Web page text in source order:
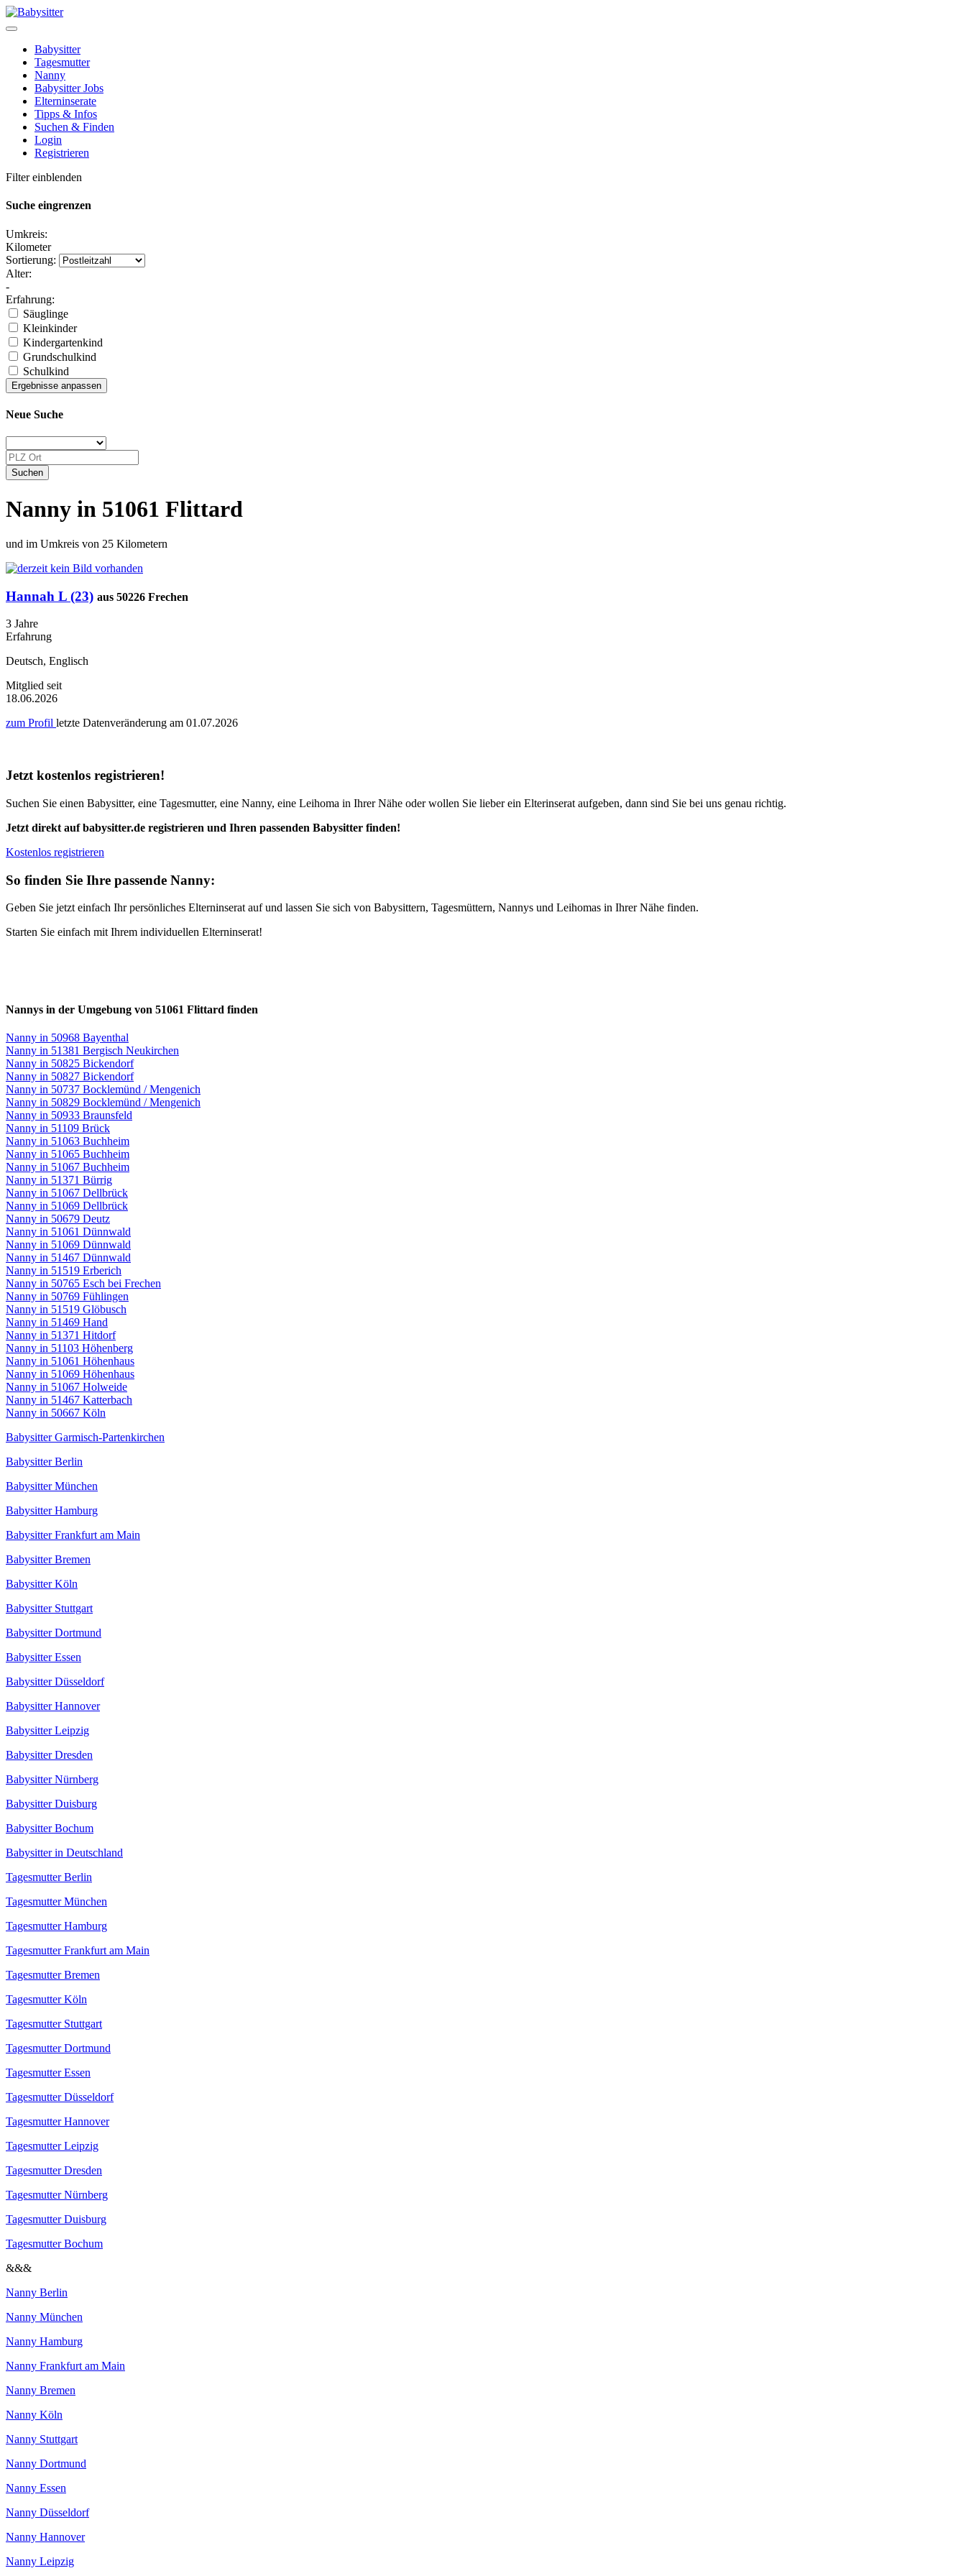
Babysitter
Tagesmutter
Nanny
Babysitter Jobs
Elterninserate
Tipps & Infos
Suchen & Finden
Login
Registrieren
Filter einblenden
Suche eingrenzen
Umkreis:
Kilometer
Sortierung:
Alter:
-
Erfahrung:
Säuglinge
Kleinkinder
Kindergartenkind
Grundschulkind
Schulkind
Neue Suche
Nanny in 51061 Flittard
und im Umkreis von 25 Kilometern
Hannah L (23) aus 50226 Frechen
3 Jahre
Erfahrung
Deutsch, Englisch
Mitglied seit
18.06.2026
zum Profil letzte Datenveränderung am 01.07.2026
Jetzt kostenlos registrieren!
Suchen Sie einen Babysitter, eine Tagesmutter, eine Nanny, eine Leihoma in Ihrer Nähe oder wollen Sie lieber ein Elterinserat aufgeben, dann sind Sie bei uns genau richtig.
Jetzt direkt auf babysitter.de registrieren und Ihren passenden Babysitter finden!
Kostenlos registrieren
So finden Sie Ihre passende Nanny:
Geben Sie jetzt einfach Ihr persönliches Elterninserat auf und lassen Sie sich von Babysittern, Tagesmüttern, Nannys und Leihomas in Ihrer Nähe finden.
Starten Sie einfach mit Ihrem individuellen Elterninserat!
Nannys in der Umgebung von 51061 Flittard finden
Nanny in 50968 Bayenthal
Nanny in 51381 Bergisch Neukirchen
Nanny in 50825 Bickendorf
Nanny in 50827 Bickendorf
Nanny in 50737 Bocklemünd / Mengenich
Nanny in 50829 Bocklemünd / Mengenich
Nanny in 50933 Braunsfeld
Nanny in 51109 Brück
Nanny in 51063 Buchheim
Nanny in 51065 Buchheim
Nanny in 51067 Buchheim
Nanny in 51371 Bürrig
Nanny in 51067 Dellbrück
Nanny in 51069 Dellbrück
Nanny in 50679 Deutz
Nanny in 51061 Dünnwald
Nanny in 51069 Dünnwald
Nanny in 51467 Dünnwald
Nanny in 51519 Erberich
Nanny in 50765 Esch bei Frechen
Nanny in 50769 Fühlingen
Nanny in 51519 Glöbusch
Nanny in 51469 Hand
Nanny in 51371 Hitdorf
Nanny in 51103 Höhenberg
Nanny in 51061 Höhenhaus
Nanny in 51069 Höhenhaus
Nanny in 51067 Holweide
Nanny in 51467 Katterbach
Nanny in 50667 Köln
Babysitter Garmisch-Partenkirchen
Babysitter Berlin
Babysitter München
Babysitter Hamburg
Babysitter Frankfurt am Main
Babysitter Bremen
Babysitter Köln
Babysitter Stuttgart
Babysitter Dortmund
Babysitter Essen
Babysitter Düsseldorf
Babysitter Hannover
Babysitter Leipzig
Babysitter Dresden
Babysitter Nürnberg
Babysitter Duisburg
Babysitter Bochum
Babysitter in Deutschland
Tagesmutter Berlin
Tagesmutter München
Tagesmutter Hamburg
Tagesmutter Frankfurt am Main
Tagesmutter Bremen
Tagesmutter Köln
Tagesmutter Stuttgart
Tagesmutter Dortmund
Tagesmutter Essen
Tagesmutter Düsseldorf
Tagesmutter Hannover
Tagesmutter Leipzig
Tagesmutter Dresden
Tagesmutter Nürnberg
Tagesmutter Duisburg
Tagesmutter Bochum
&&&
Nanny Berlin
Nanny München
Nanny Hamburg
Nanny Frankfurt am Main
Nanny Bremen
Nanny Köln
Nanny Stuttgart
Nanny Dortmund
Nanny Essen
Nanny Düsseldorf
Nanny Hannover
Nanny Leipzig